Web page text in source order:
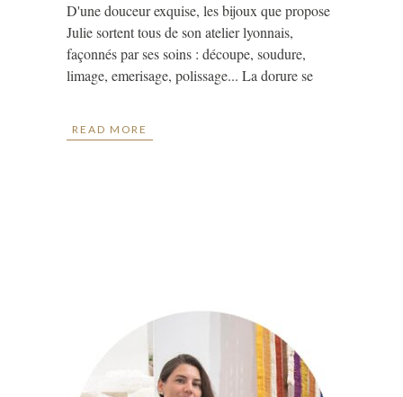
D'une douceur exquise, les bijoux que propose
Julie sortent tous de son atelier lyonnais,
façonnés par ses soins : découpe, soudure,
limage, emerisage, polissage... La dorure se
READ MORE